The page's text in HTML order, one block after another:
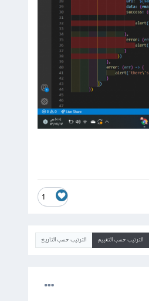
1
الترتيب حسب التقييم الترتيب حسب التاريخ